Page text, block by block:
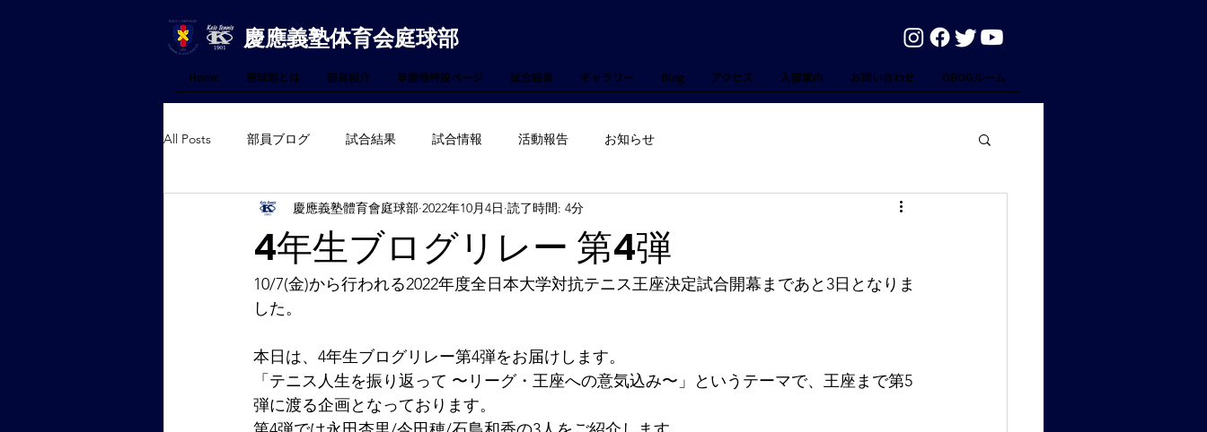
慶應義塾体育会庭球部
Home 庭球部とは 部員紹介 早慶戦特設ページ 試合結果 ギャラリー Blog アクセス 入部案内 お問い合わせ OBOGルーム
All Posts 部員ブログ 試合結果 試合情報 活動報告 お知らせ
4年生ブログリレー 第4弾
慶應義塾體育會庭球部 2022年10月4日 読了時間: 4分
10/7(金)から行われる2022年度全日本大学対抗テニス王座決定試合開幕まであと3日となりま
した。
本日は、4年生ブログリレー第4弾をお届けします。
「テニス人生を振り返って 〜リーグ・王座への意気込み〜」というテーマで、王座まで第5
弾に渡る企画となっております。